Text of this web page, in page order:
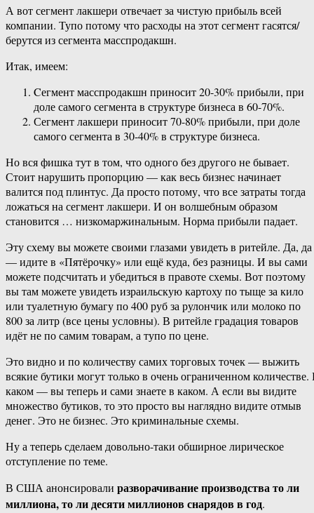
А вот сегмент лакшери отвечает за чистую прибыль всей
компании. Тупо потому что расходы на этот сегмент гасятся/
берутся из сегмента масспродакшн.
Итак, имеем:
Cегмент масспродакшн приносит 20-30% прибыли, при
доле самого сегмента в структуре бизнеса в 60-70%.
Сегмент лакшери приносит 70-80% прибыли, при доле
самого сегмента в 30-40% в структуре бизнеса.
Но вся фишка тут в том, что одного без другого не бывает.
Стоит нарушить пропорцию — как весь бизнес начинает
валится под плинтус. Да просто потому, что все затраты тогда
ложаться на сегмент лакшери. И он волшебным образом
становится … низкомаржинальным. Норма прибыли падает.
Эту схему вы можете своими глазами увидеть в ритейле. Да, да
— идите в «Пятёрочку» или ещё куда, без разницы. И вы сами
можете подсчитать и убедиться в правоте схемы. Вот поэтому
вы там можете увидеть израильскую картоху по тыще за кило
или туалетную бумагу по 400 руб за рулончик или молоко по
800 за литр (все цены условны). В ритейле градация товаров
идёт не по самим товарам, а тупо по цене.
Это видно и по количеству самих торговых точек — выжить
всякие бутики могут только в очень ограниченном количестве.
каком — вы теперь и сами знаете в каком. А если вы видите
множество бутиков, то это просто вы наглядно видите отмыв
денег. Это не бизнес. Это криминальные схемы.
Ну а теперь сделаем довольно-таки обширное лирическое
отступление по теме.
В США анонсировали разворачивание производства то ли
миллиона, то ли десяти миллионов снарядов в год.